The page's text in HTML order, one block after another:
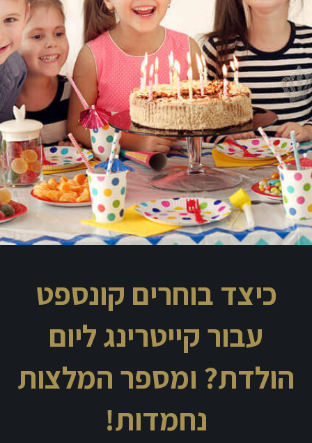
כיצד בוחרים קונספט
עבור קייטרינג ליום
הולדת? ומספר המלצות
נחמדות!